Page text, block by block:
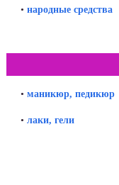
• народные средства
• маникюр, педикюр
• лаки, гели